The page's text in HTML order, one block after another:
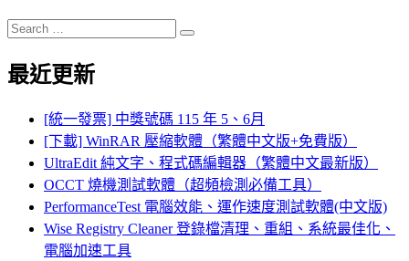
Search
for:
Search
最近更新
[統一發票] 中獎號碼 115 年 5、6月
[下載] WinRAR 壓縮軟體（繁體中文版+免費版）
UltraEdit 純文字、程式碼編輯器（繁體中文最新版）
OCCT 燒機測試軟體（超頻檢測必備工具）
PerformanceTest 電腦效能、運作速度測試軟體(中文版)
Wise Registry Cleaner 登錄檔清理、重組、系統最佳化、
電腦加速工具